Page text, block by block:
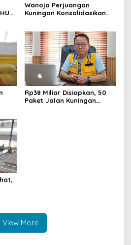
Wanoja Perjuangan
Kuningan Konsolidasikan
Muda
Rp38 Miliar Disiapkan, 50
Paket Jalan Kuningan
View More